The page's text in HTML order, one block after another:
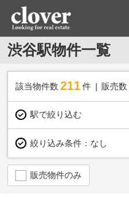
渋谷駅物件一覧
該当物件数 211件 販売数
駅で絞り込む
絞り込み条件： なし
販売物件のみ